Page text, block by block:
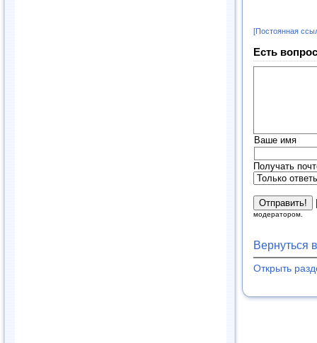
[Постоянная
Есть
Ваше имя
Получать
модератором.
Вернуться
Открыть